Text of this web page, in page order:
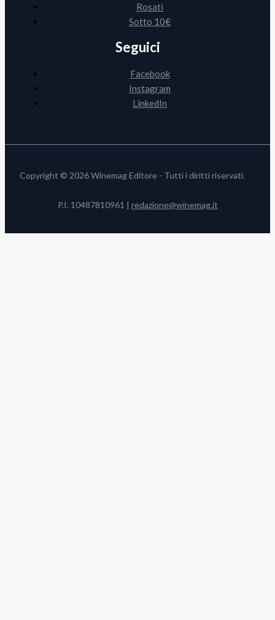
Rosati
Sotto 10€
Seguici
Facebook
Instagram
LinkedIn
Copyright © 2026 Winemag Editore - Tutti i diritti riservati.
P.I. 10487810961 | redazione@winemag.it